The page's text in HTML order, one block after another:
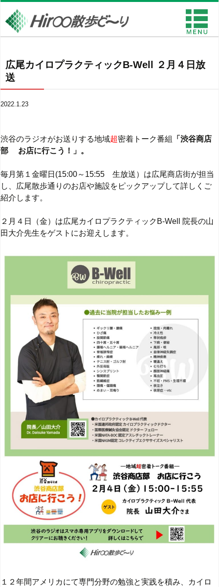
広尾カイロプラクティックB-Well ２月４日放
送
2022.1.23
渋谷のラジオがお送りする地域超密着トーク番組
「渋谷商店
部 お店に行こう！」。
毎月第１金曜日(15:00～15:55 生放送）は広尾商店街が担当
し、広尾散歩通りのお店や施設をピックアップして詳しくご
紹介します。
２月４日（金）は広尾カイロプラクティックB-Well 院長の山
田大介先生をゲストにお迎えします。
１２年間アメリカにて専門分野の勉強と実践を積み、カイロ